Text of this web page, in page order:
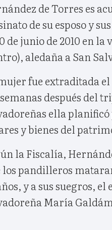
de Torres es
de su esposo y
de junio de 2010 en
aledaña a San
fue extraditada el
después del
ella planificó
y bienes del
la Fiscalía,
los pandilleros
y a sus suegros,
María